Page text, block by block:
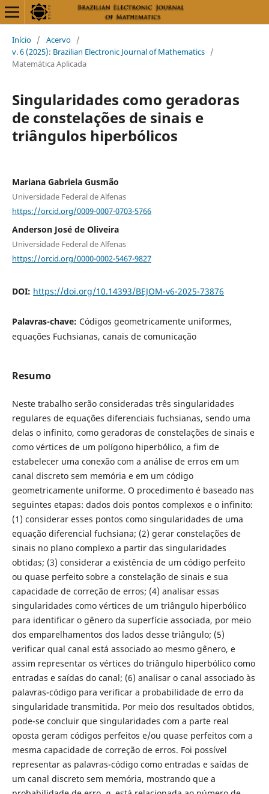
Início / Acervo /
v. 6 (2025): Brazilian Electronic Journal of Mathematics /
Matemática Aplicada
Singularidades como geradoras
de constelações de sinais e
triângulos hiperbólicos
Mariana Gabriela Gusmão
Universidade Federal de Alfenas
https://orcid.org/0009-0007-0703-5766
Anderson José de Oliveira
Universidade Federal de Alfenas
https://orcid.org/0000-0002-5467-9827
DOI: https://doi.org/10.14393/BEJOM-v6-2025-73876
Palavras-chave: Códigos geometricamente uniformes,
equações Fuchsianas, canais de comunicação
Resumo
Neste trabalho serão consideradas três singularidades
regulares de equações diferenciais fuchsianas, sendo uma
delas o infinito, como geradoras de constelações de sinais e
como vértices de um polígono hiperbólico, a fim de
estabelecer uma conexão com a análise de erros em um
canal discreto sem memória e em um código
geometricamente uniforme. O procedimento é baseado nas
seguintes etapas: dados dois pontos complexos e o infinito:
(1) considerar esses pontos como singularidades de uma
equação diferencial fuchsiana; (2) gerar constelações de
sinais no plano complexo a partir das singularidades
obtidas; (3) considerar a existência de um código perfeito
ou quase perfeito sobre a constelação de sinais e sua
capacidade de correção de erros; (4) analisar essas
singularidades como vértices de um triângulo hiperbólico
para identificar o gênero da superfície associada, por meio
dos emparelhamentos dos lados desse triângulo; (5)
verificar qual canal está associado ao mesmo gênero, e
assim representar os vértices do triângulo hiperbólico como
entradas e saídas do canal; (6) analisar o canal associado às
palavras-código para verificar a probabilidade de erro da
singularidade transmitida. Por meio dos resultados obtidos,
pode-se concluir que singularidades com a parte real
oposta geram códigos perfeitos e/ou quase perfeitos com a
mesma capacidade de correção de erros. Foi possível
representar as palavras-código como entradas e saídas de
um canal discreto sem memória, mostrando que a